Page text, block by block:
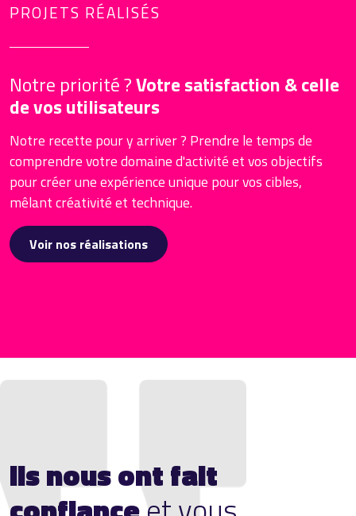
PROJETS RÉALISÉS
Notre priorité ?Votre satisfaction & celle
de vos utilisateurs
Notre recette pour y arriver ? Prendre le temps de
comprendre votre domaine d'activité et vos objectifs
pour créer une expérience unique pour vos cibles,
mêlant créativité et technique.
Voir nos réalisations
Ils nous ont fait